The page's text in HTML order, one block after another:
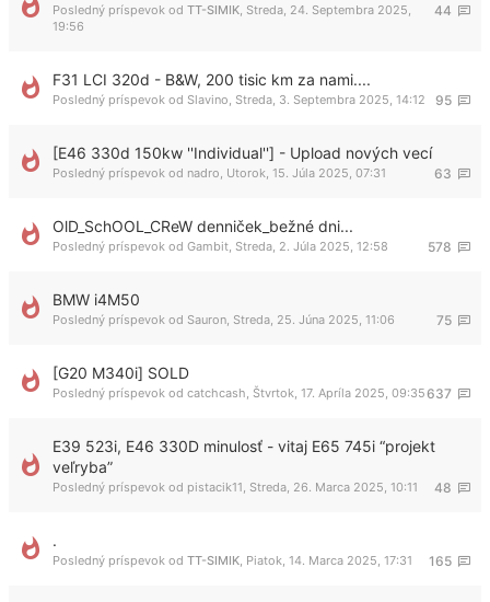
44
Posledný príspevok od TT-SIMIK Streda, 24. Septembra 2025,
19:56
F31 LCI 320d - B&W, 200 tisic km za nami....
95
Posledný príspevok od Slavino Streda, 3. Septembra 2025, 14:12
[E46 330d 150kw ''Individual''] - Upload nových vecí
63
Posledný príspevok od nadro Utorok, 15. Júla 2025, 07:31
OlD_SchOOL_CReW denniček_bežné dni...
578
Posledný príspevok od Gambit Streda, 2. Júla 2025, 12:58
BMW i4M50
75
Posledný príspevok od Sauron Streda, 25. Júna 2025, 11:06
[G20 M340i] SOLD
637
Posledný príspevok od catchcash Štvrtok, 17. Apríla 2025, 09:35
E39 523i, E46 330D minulosť - vitaj E65 745i “projekt
veľryba”
48
Posledný príspevok od pistacik11 Streda, 26. Marca 2025, 10:11
.
165
Posledný príspevok od TT-SIMIK Piatok, 14. Marca 2025, 17:31